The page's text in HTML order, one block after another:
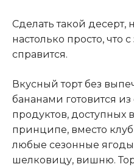
Сделать такой десерт,
настолько просто, что
справится.
Вкусный торт без
бананами готовится
продуктов, доступных
принципе, вместо
любые сезонные
шелковицу, вишню.